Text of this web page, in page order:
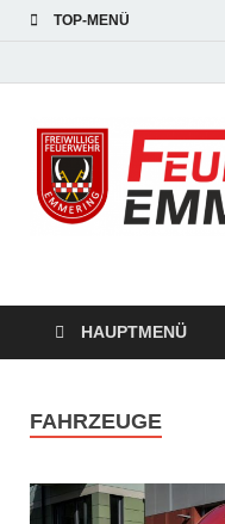
TOP-MENÜ
HAUPTMENÜ
FAHRZEUGE